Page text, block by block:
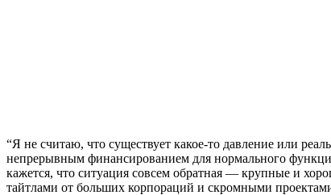
“Я не считаю, что существует какое-то давление или
непрерывным финансированием для нормального
кажется, что ситуация совсем обратная — крупные и
тайтлами от больших корпораций и скромными